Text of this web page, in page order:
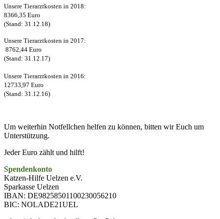
Unsere Tierarztkosten in 2018:
8366,35 Euro
(Stand: 31.12.18)
Unsere Tierarztkosten in 2017:
8762,44 Euro
(Stand: 31.12.17)
Unsere Tierarztkosten in 2016:
12733,97 Euro
(Stand: 31.12.16)
Um weiterhin Notfellchen helfen zu können, bitten wir Euch um
Unterstützung.
Jeder Euro zählt und hilft!
Spendenkonto
Katzen-Hilfe Uelzen e.V.
Sparkasse Uelzen
IBAN: DE98258501100230056210
BIC: NOLADE21UEL